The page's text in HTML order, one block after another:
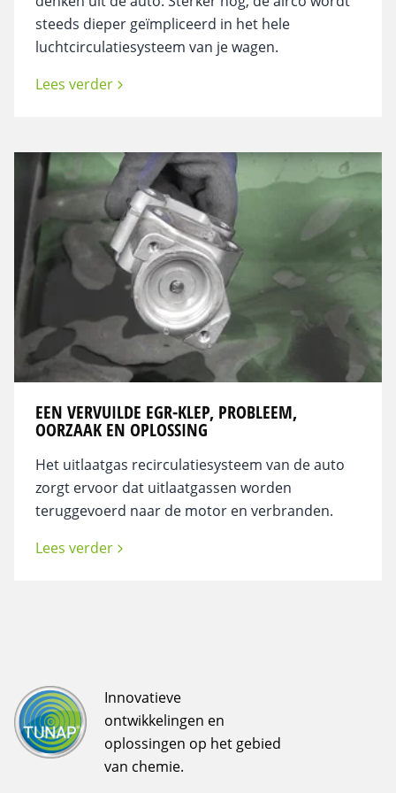
steeds dieper geïmpliceerd in het hele
luchtcirculatiesysteem van je wagen.
Lees verder
EEN VERVUILDE EGR-KLEP, PROBLEEM,
OORZAAK EN OPLOSSING
Het uitlaatgas recirculatiesysteem van de auto
zorgt ervoor dat uitlaatgassen worden
teruggevoerd naar de motor en verbranden.
Lees verder
Innovatieve
ontwikkelingen en
oplossingen op het gebied
van chemie.